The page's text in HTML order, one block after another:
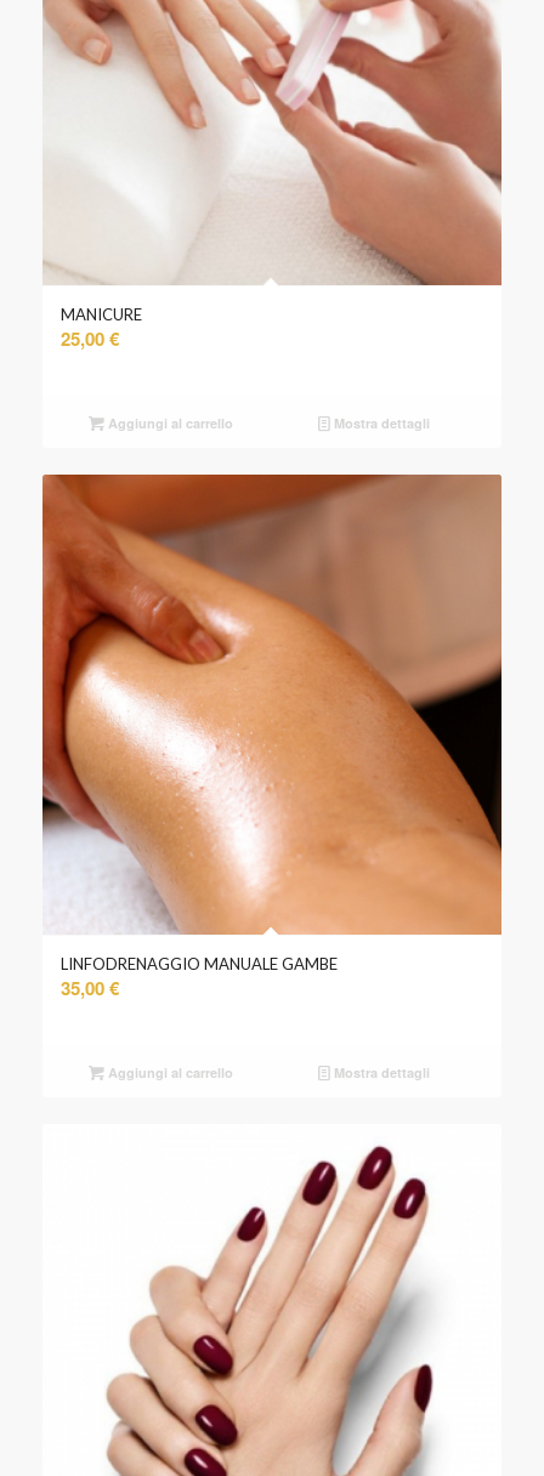
MANICURE
25,00€
Aggiungi al carrello Mostra dettagli
LINFODRENAGGIO MANUALE GAMBE
35,00€
Aggiungi al carrello Mostra dettagli